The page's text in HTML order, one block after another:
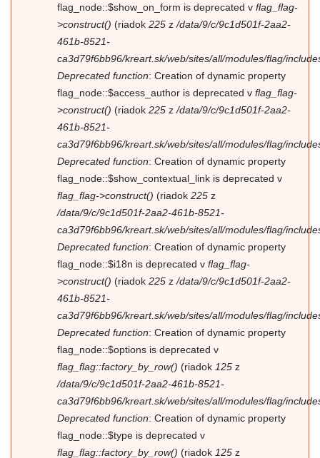
flag_node::$show_on_form is deprecated v flag_flag-
>construct() (riadok 225 z /data/9/c/9c1d501f-2aa2-
461b-8521-
ca3d79f6bb96/kreart.sk/web/sites/all/modules/flag/
Deprecated function: Creation of dynamic property
flag_node::$access_author is deprecated v flag_flag-
>construct() (riadok 225 z /data/9/c/9c1d501f-2aa2-
461b-8521-
ca3d79f6bb96/kreart.sk/web/sites/all/modules/flag/
Deprecated function: Creation of dynamic property
flag_node::$show_contextual_link is deprecated v
flag_flag->construct() (riadok 225 z
/data/9/c/9c1d501f-2aa2-461b-8521-
ca3d79f6bb96/kreart.sk/web/sites/all/modules/flag/
Deprecated function: Creation of dynamic property
flag_node::$i18n is deprecated v flag_flag-
>construct() (riadok 225 z /data/9/c/9c1d501f-2aa2-
461b-8521-
ca3d79f6bb96/kreart.sk/web/sites/all/modules/flag/
Deprecated function: Creation of dynamic property
flag_node::$options is deprecated v
flag_flag::factory_by_row() (riadok 125 z
/data/9/c/9c1d501f-2aa2-461b-8521-
ca3d79f6bb96/kreart.sk/web/sites/all/modules/flag/
Deprecated function: Creation of dynamic property
flag_node::$type is deprecated v
flag_flag::factory_by_row() (riadok 125 z